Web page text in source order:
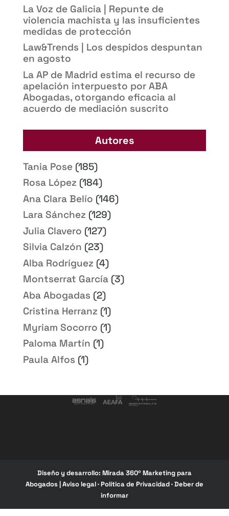
La Voz de Galicia | Repunte de
violencia machista y las insuficientes
medidas de protección
Law&Trends | Los despidos despuntan
en agosto
La AP de Madrid estima el recurso de
apelación interpuesto por ABA
Abogadas, otorgando eficacia al
acuerdo de mediación suscrito
Autores
Tania Pose(185)
Rosa López (184)
Ana Clara Belío (146)
Lara Sánchez (129)
Julia Clavero (127)
Silvia Calzón (23)
Alba Rodríguez (4)
Montserrat García(3)
Aba Abogadas (2)
Cristina Herranz (1)
Myriam Socorro (1)
Paloma Martín (1)
Paula Alfos (1)
Diseño y desarrollo: Mirada 360º Marketing para
Abogados |Aviso legal·Política de Privacidad·Deber de
informar